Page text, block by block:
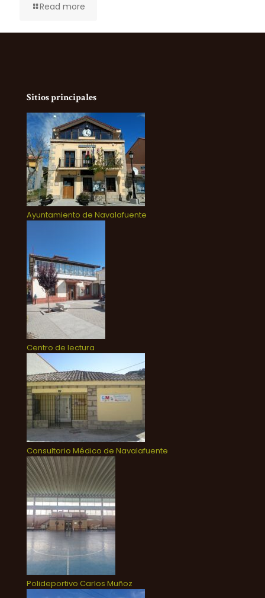
Read more
Sitios principales
Ayuntamiento de Navalafuente
Centro de lectura
Consultorio Médico de Navalafuente
Polideportivo Carlos Muñoz